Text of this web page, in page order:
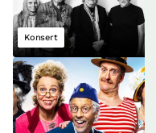
Konsert